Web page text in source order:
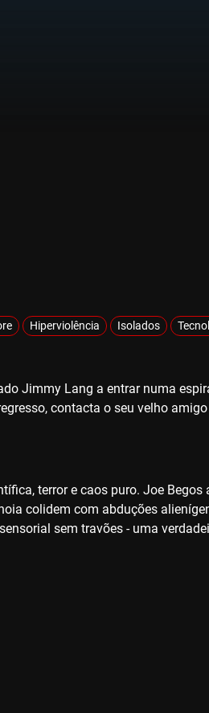
Hiperviolência Isolados
Jimmy Lang a entrar numa
contacta o seu velho
terror e caos puro. Joe
colidem com abduções
sem travões - uma